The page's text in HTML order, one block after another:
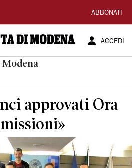
ABBONATI
ACCEDI
Modena
approvati Ora